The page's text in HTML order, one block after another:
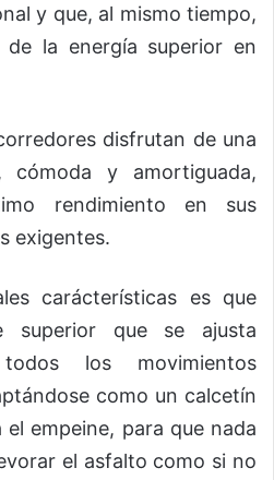
y que, al mismo tiempo,
la energía superior en
disfrutan de una
cómoda y amortiguada,
rendimiento en sus
exigentes.
carácterísticas es que
superior que se ajusta
los movimientos
como un calcetín
empeine, para que nada
el asfalto como si no